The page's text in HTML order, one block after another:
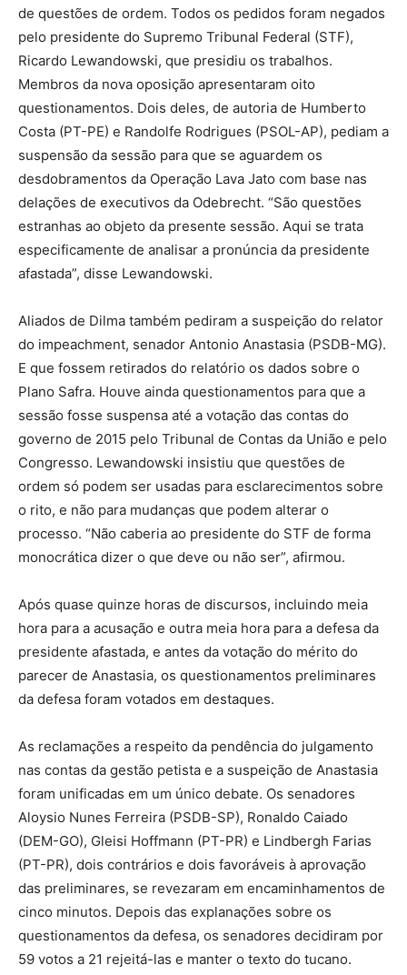
de questões de ordem. Todos os pedidos foram negados
pelo presidente do Supremo Tribunal Federal (STF),
Ricardo Lewandowski, que presidiu os trabalhos.
Membros da nova oposição apresentaram oito
questionamentos. Dois deles, de autoria de Humberto
Costa (PT-PE) e Randolfe Rodrigues (PSOL-AP), pediam a
suspensão da sessão para que se aguardem os
desdobramentos da Operação Lava Jato com base nas
delações de executivos da Odebrecht. “São questões
estranhas ao objeto da presente sessão. Aqui se trata
especificamente de analisar a pronúncia da presidente
afastada”, disse Lewandowski.
Aliados de Dilma também pediram a suspeição do relator
do impeachment, senador Antonio Anastasia (PSDB-MG).
E que fossem retirados do relatório os dados sobre o
Plano Safra. Houve ainda questionamentos para que a
sessão fosse suspensa até a votação das contas do
governo de 2015 pelo Tribunal de Contas da União e pelo
Congresso. Lewandowski insistiu que questões de
ordem só podem ser usadas para esclarecimentos sobre
o rito, e não para mudanças que podem alterar o
processo. “Não caberia ao presidente do STF de forma
monocrática dizer o que deve ou não ser”, afirmou.
Após quase quinze horas de discursos, incluindo meia
hora para a acusação e outra meia hora para a defesa da
presidente afastada, e antes da votação do mérito do
parecer de Anastasia, os questionamentos preliminares
da defesa foram votados em destaques.
As reclamações a respeito da pendência do julgamento
nas contas da gestão petista e a suspeição de Anastasia
foram unificadas em um único debate. Os senadores
Aloysio Nunes Ferreira (PSDB-SP), Ronaldo Caiado
(DEM-GO), Gleisi Hoffmann (PT-PR) e Lindbergh Farias
(PT-PR), dois contrários e dois favoráveis à aprovação
das preliminares, se revezaram em encaminhamentos de
cinco minutos. Depois das explanações sobre os
questionamentos da defesa, os senadores decidiram por
59 votos a 21 rejeitá-las e manter o texto do tucano.